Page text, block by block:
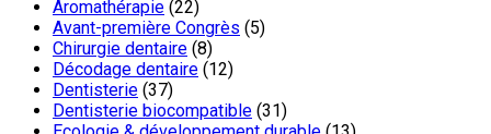
Aromathérapie (22)
Avant-première Congrès (5)
Chirurgie dentaire (8)
Décodage dentaire (12)
Dentisterie (37)
Dentisterie biocompatible (31)